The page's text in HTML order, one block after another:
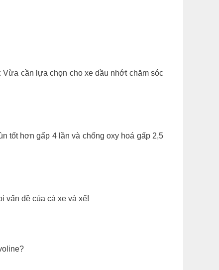
cần lựa chọn cho xe dầu nhớt chăm sóc
tốt hơn gấp 4 lần và chống oxy hoá gấp 2,5
vấn đề của cả xe và xế!